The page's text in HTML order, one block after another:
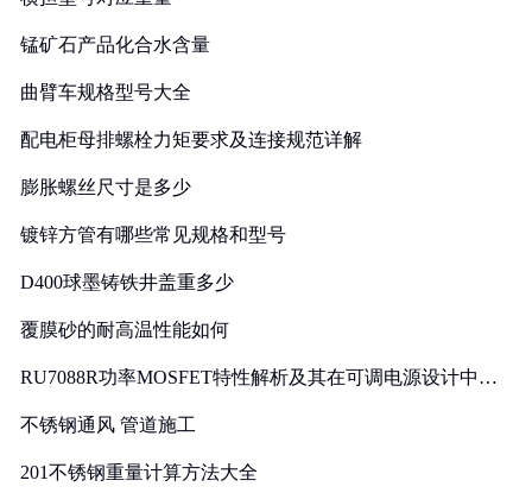
锰矿石产品化合水含量
曲臂车规格型号大全
配电柜母排螺栓力矩要求及连接规范详解
膨胀螺丝尺寸是多少
镀锌方管有哪些常见规格和型号
D400球墨铸铁井盖重多少
覆膜砂的耐高温性能如何
RU7088R功率MOSFET特性解析及其在可调电源设计中的
不锈钢通风 管道施工
201不锈钢重量计算方法大全